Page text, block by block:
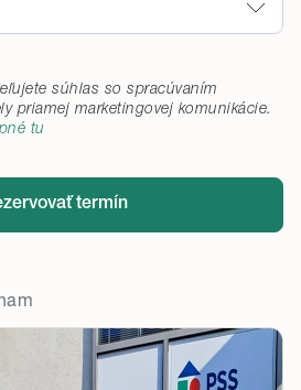
súhlas so spracúvaním
priamej marketingovej komunikácie.
tu
termín